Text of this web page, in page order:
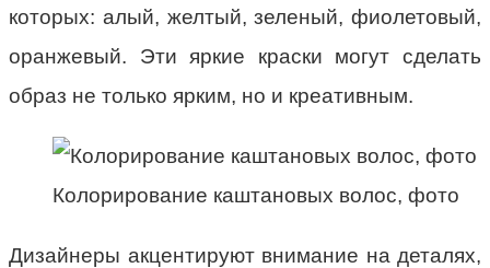
которых: алый, желтый, зеленый, фиолетовый,
оранжевый. Эти яркие краски могут сделать
образ не только ярким, но и креативным.
Колорирование каштановых волос, фото
Дизайнеры акцентируют внимание на деталях,